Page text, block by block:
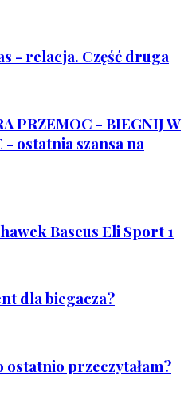
- relacja. Część druga
PRZEMOC - BIEGNIJ W
- ostatnia szansa na
Baseus Eli Sport 1
dla biegacza?
ostatnio przeczytałam?